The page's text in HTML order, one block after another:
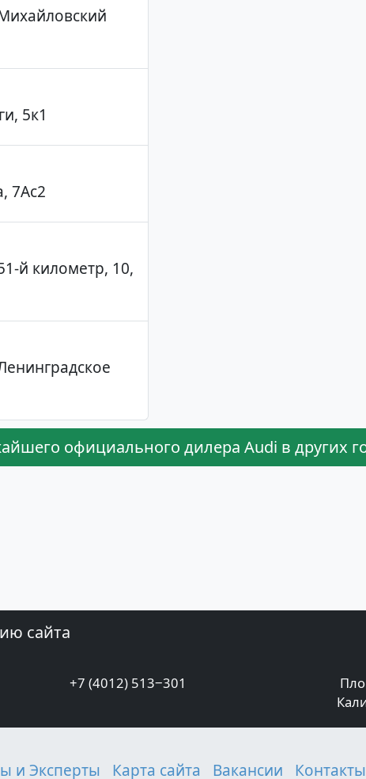
5к1
7Ас2
й километр, 10,
официального дилера Audi в других
сайта
+7 (4012) 513‒301
и Эксперты Карта сайта Вакансии Контакты